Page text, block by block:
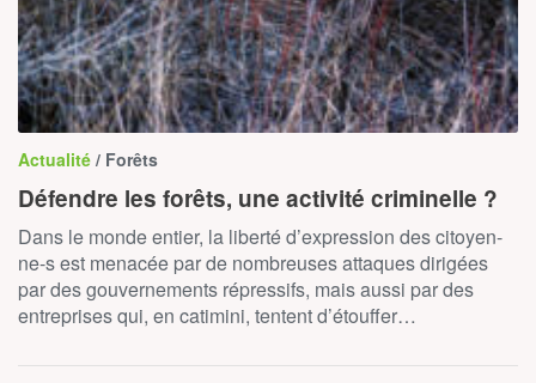
Actualité / Forêts
Défendre les forêts, une activité criminelle ?
Dans le monde entier, la liberté d’expression des citoyen-
ne-s est menacée par de nombreuses attaques dirigées
par des gouvernements répressifs, mais aussi par des
entreprises qui, en catimini, tentent d’étouffer…